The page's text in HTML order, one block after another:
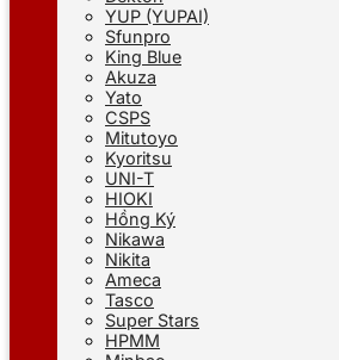
YUP (YUPAI)
Sfunpro
King Blue
Akuza
Yato
CSPS
Mitutoyo
Kyoritsu
UNI-T
HIOKI
Hồng Ký
Nikawa
Nikita
Ameca
Tasco
Super Stars
HPMM